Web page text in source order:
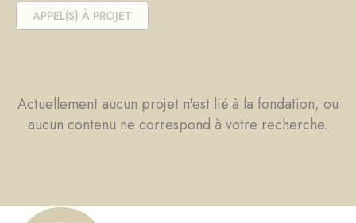
APPEL(S) À PROJET
Actuellement aucun projet n'est lié à la fondation, ou
aucun contenu ne correspond à votre recherche.